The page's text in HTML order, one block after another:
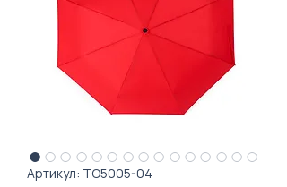
Артикул: ТО5005-04